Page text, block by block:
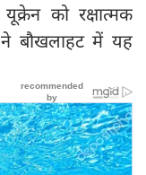
यूक्रेन को रक्षात्मक
बौखलाहट में यह